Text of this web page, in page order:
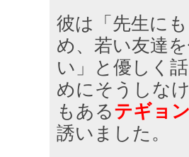
彼は「先生に
め、若い友達
い」と優しく
めにそうしな
もあるテギョン
誘いました。